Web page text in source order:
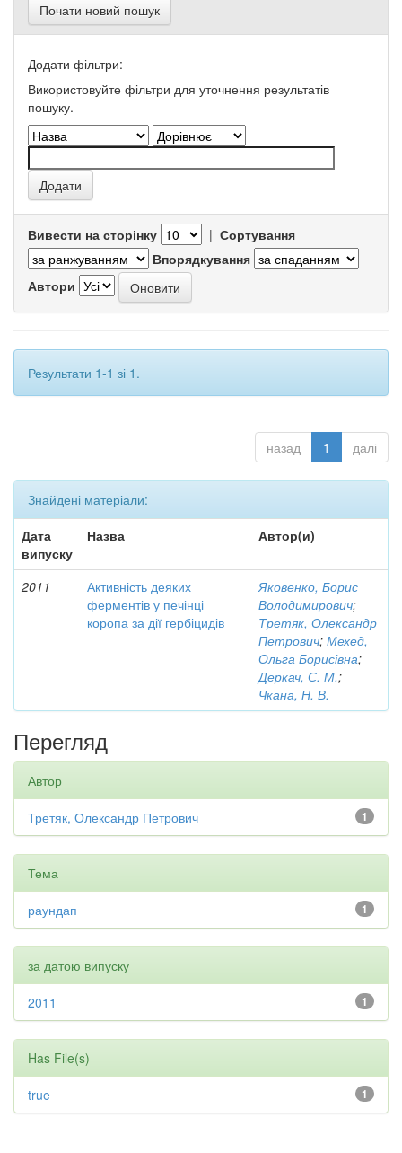
Почати новий пошук
Додати фільтри:
Використовуйте фільтри для уточнення результатів
пошуку.
Вивести на сторінку | Сортування
Впорядкування
Автори
Результати 1-1 зі 1.
назад 1 далі
Знайдені матеріали:
Дата
випуску
Назва Автор(и)
2011
Активність деяких
ферментів у печінці
коропа за дії гербіцидів
Яковенко, Борис
Володимирович;
Третяк, Олександр
Петрович; Мехед,
Ольга Борисівна;
Деркач, С. М.;
Чкана, Н. В.
Перегляд
Автор
1
Третяк, Олександр Петрович
Тема
1
раундап
за датою випуску
1
2011
Has File(s)
1
true